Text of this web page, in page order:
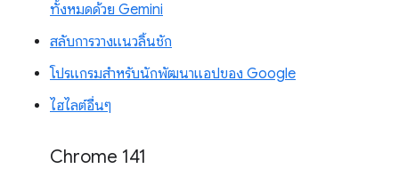
ทั้งหมดด้วย Gemini
สลับการวางแนวลิ้นชัก
โปรแกรมสำหรับนักพัฒนาแอปของ Google
ไฮไลต์อื่นๆ
Chrome 141